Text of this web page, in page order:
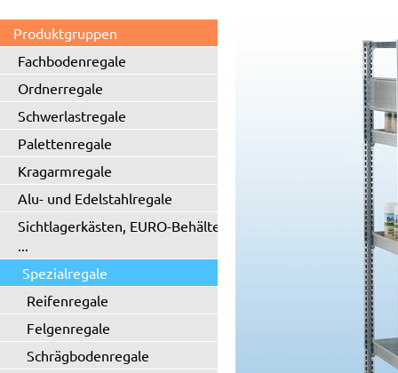
Produktgruppen
Fachbodenregale
Ordnerregale
Schwerlastregale
Palettenregale
Kragarmregale
Alu- und Edelstahlregale
Sichtlagerkästen, EURO-Behälter
...
Spezialregale
Reifenregale
Felgenregale
Schrägbodenregale